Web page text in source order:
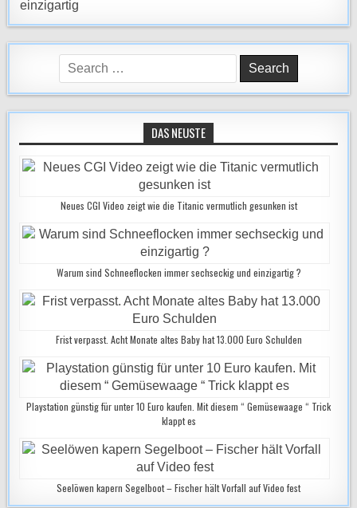
Search
for:
DAS NEUSTE
Neues CGI Video zeigt wie die Titanic vermutlich gesunken ist
Warum sind Schneeflocken immer sechseckig und einzigartig ?
Frist verpasst. Acht Monate altes Baby hat 13.000 Euro Schulden
Playstation günstig für unter 10 Euro kaufen. Mit diesem “ Gemüsewaage “ Trick
klappt es
Seelöwen kapern Segelboot – Fischer hält Vorfall auf Video fest